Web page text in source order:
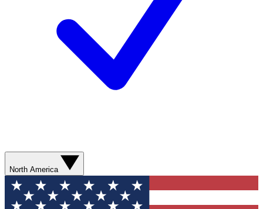
North America